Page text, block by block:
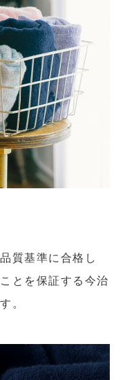
質基準に合格し
とを保証する今治
。